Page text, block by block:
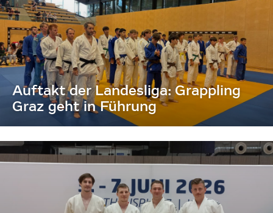
Auftakt der Landesliga: Grappling
Graz geht in Führung